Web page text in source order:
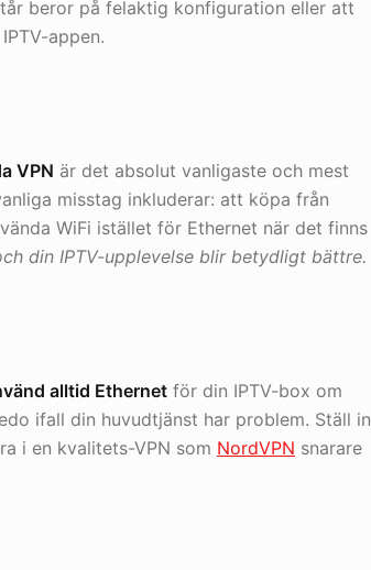
beror på felaktig konfiguration eller att
appen.
VPN är det absolut vanligaste och mest
misstag inkluderar: att köpa från
WiFi istället för Ethernet när det finns
din IPTV-upplevelse blir betydligt bättre.
alltid Ethernet för din IPTV-box om
ifall din huvudtjänst har problem. Ställ in
i en kvalitets-VPN som NordVPN snarare